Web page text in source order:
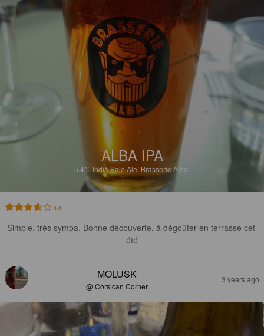
ALBA IPA
5.4%India Pale Ale. Brasserie Alba.
3.6
Simple, très sympa. Bonne découverte, à dégoûter en terrasse cet
été
MOLUSK
@ Corsican Corner
3 years ago